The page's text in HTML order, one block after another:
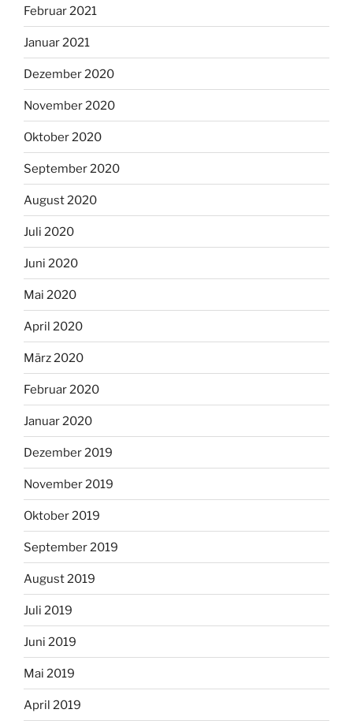
Februar 2021
Januar 2021
Dezember 2020
November 2020
Oktober 2020
September 2020
August 2020
Juli 2020
Juni 2020
Mai 2020
April 2020
März 2020
Februar 2020
Januar 2020
Dezember 2019
November 2019
Oktober 2019
September 2019
August 2019
Juli 2019
Juni 2019
Mai 2019
April 2019